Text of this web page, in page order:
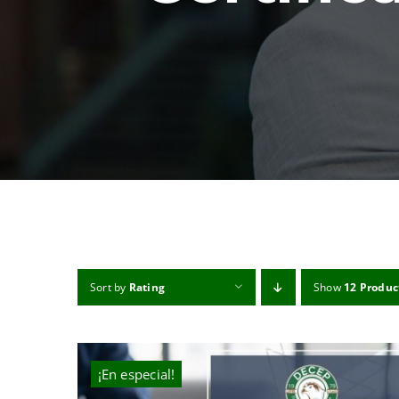
Sort by Rating Show 12
¡En especial!